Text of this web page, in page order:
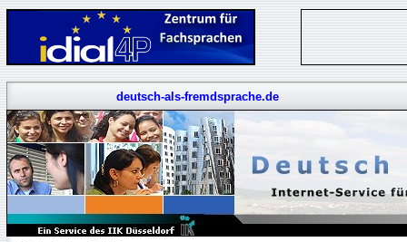
deutsch-als-fremdsprache.de